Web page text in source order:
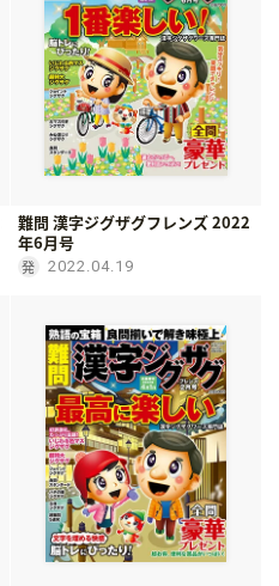
難問 漢字ジグザグフレンズ 2022
年6月号
2022.04.19